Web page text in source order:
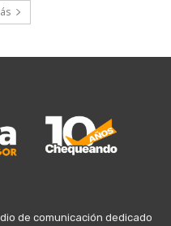
de comunicación dedicado